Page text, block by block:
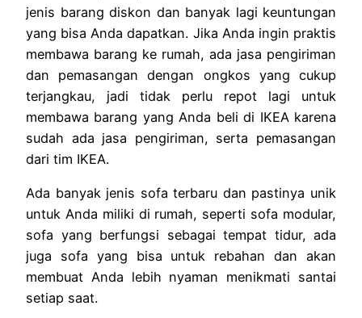
jenis barang diskon dan banyak lagi keuntungan
yang bisa Anda dapatkan. Jika Anda ingin praktis
membawa barang ke rumah, ada jasa pengiriman
dan pemasangan dengan ongkos yang cukup
terjangkau, jadi tidak perlu repot lagi untuk
membawa barang yang Anda beli di IKEA karena
sudah ada jasa pengiriman, serta pemasangan
dari tim IKEA.
Ada banyak jenis sofa terbaru dan pastinya unik
untuk Anda miliki di rumah, seperti sofa modular,
sofa yang berfungsi sebagai tempat tidur, ada
juga sofa yang bisa untuk rebahan dan akan
membuat Anda lebih nyaman menikmati santai
setiap saat.